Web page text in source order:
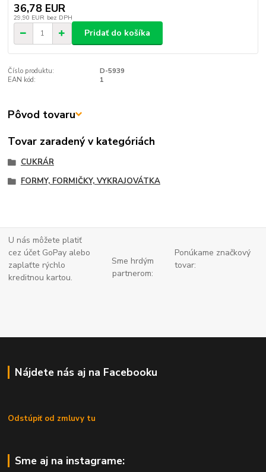
36,78 EUR
29,90 EUR bez DPH
Pridať do košíka
Číslo produktu:
D-5939
EAN kód:
1
Pôvod tovaru
Tovar zaradený v kategóriách
CUKRÁR
FORMY, FORMIČKY, VYKRAJOVÁTKA
U nás môžete platiť
cez účet GoPay alebo
zaplaťte rýchlo
kreditnou kartou.
Sme hrdým
partnerom:
Ponúkame značkový
tovar:
Nájdete nás aj na Facebooku
Odstúpiť od zmluvy tu
Sme aj na instagrame: